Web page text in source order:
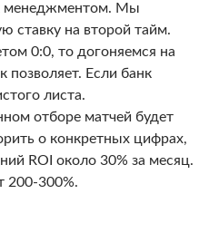
менеджментом. Мы
ставку на второй тайм.
0:0, то догоняемся на
Если банк
листа.
отборе матчей будет
о конкретных цифрах,
ROI около 30% за месяц.
200-300%.